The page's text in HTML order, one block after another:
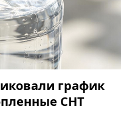
график
СНТ